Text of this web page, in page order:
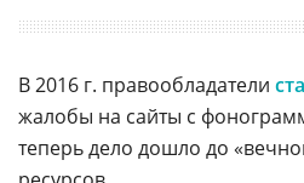
В 2016 г. правообладатели
жалобы на сайты с
теперь дело дошло до